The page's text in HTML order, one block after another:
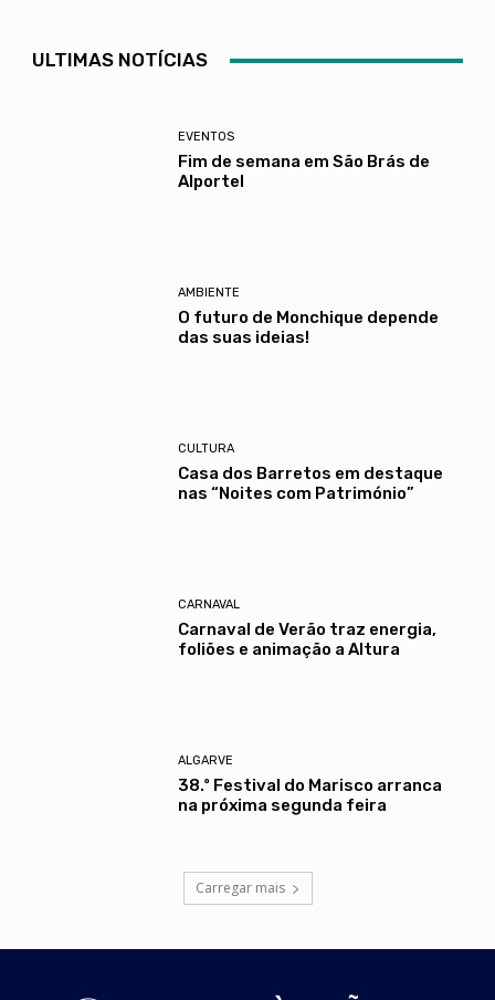
ULTIMAS NOTÍCIAS
EVENTOS
Fim de semana em São Brás de
Alportel
AMBIENTE
O futuro de Monchique depende
das suas ideias!
CULTURA
Casa dos Barretos em destaque
nas “Noites com Património”
CARNAVAL
Carnaval de Verão traz energia,
foliões e animação a Altura
ALGARVE
38.º Festival do Marisco arranca
na próxima segunda feira
Carregar mais